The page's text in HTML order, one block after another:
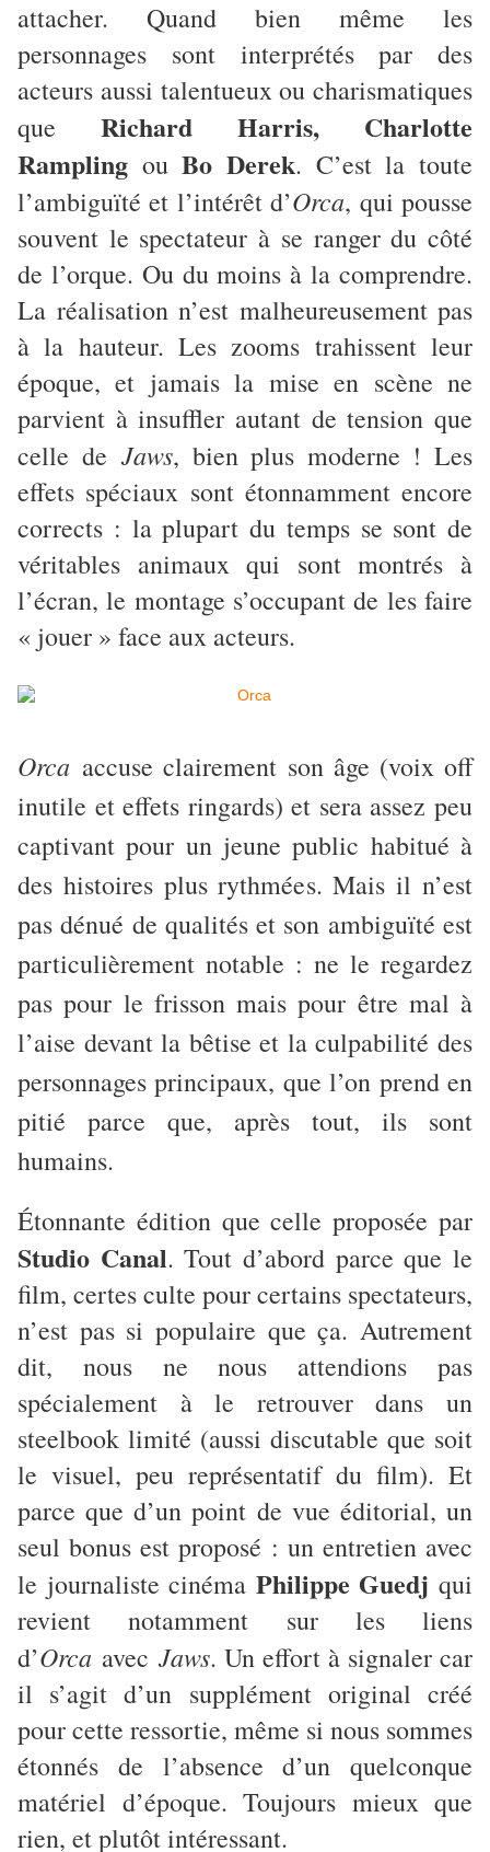
attacher. Quand bien même les
personnages sont interprétés par des
acteurs aussi talentueux ou charismatiques
que Richard Harris, Charlotte
Rampling ouBo Derek. C’est la toute
l’ambiguïté et l’intérêt d’Orca, qui pousse
souvent le spectateur à se ranger du côté
de l’orque. Ou du moins à la comprendre.
La réalisation n’est malheureusement pas
à la hauteur. Les zooms trahissent leur
époque, et jamais la mise en scène ne
parvient à insuffler autant de tension que
celle deJaws, bien plus moderne ! Les
effets spéciaux sont étonnamment encore
corrects : la plupart du temps se sont de
véritables animaux qui sont montrés à
l’écran, le montage s’occupant de les faire
« jouer » face aux acteurs.
Orca accuse clairement son âge (voix off
inutile et effets ringards) et sera assez peu
captivant pour un jeune public habitué à
des histoires plus rythmées. Mais il n’est
pas dénué de qualités et son ambiguïté est
particulièrement notable : ne le regardez
pas pour le frisson mais pour être mal à
l’aise devant la bêtise et la culpabilité des
personnages principaux, que l’on prend en
pitié parce que, après tout, ils sont
humains.
Étonnante édition que celle proposée par
Studio Canal. Tout d’abord parce que le
film, certes culte pour certains spectateurs,
n’est pas si populaire que ça. Autrement
dit, nous ne nous attendions pas
spécialement à le retrouver dans un
steelbook limité (aussi discutable que soit
le visuel, peu représentatif du film). Et
parce que d’un point de vue éditorial, un
seul bonus est proposé : un entretien avec
le journaliste cinéma Philippe Guedj qui
revient notamment sur les liens
d’Orca avec Jaws. Un effort à signaler car
il s’agit d’un supplément original créé
pour cette ressortie, même si nous sommes
étonnés de l’absence d’un quelconque
matériel d’époque. Toujours mieux que
rien, et plutôt intéressant.